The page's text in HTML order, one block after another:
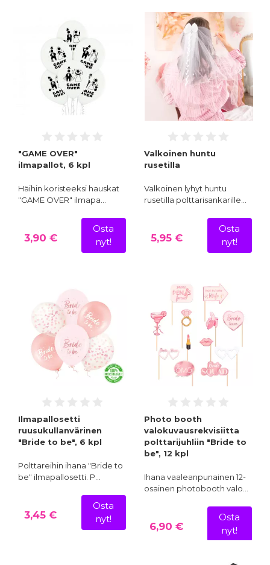
"GAME OVER"
ilmapallot, 6 kpl
Häihin koristeeksi hauskat
"GAME OVER" ilmapa…
3,90 €
Osta
nyt!
Valkoinen huntu
rusetilla
Valkoinen lyhyt huntu
rusetilla polttarisankarille…
5,95 €
Osta
nyt!
Ilmapallosetti
ruusukullanvärinen
"Bride to be", 6 kpl
Polttareihin ihana "Bride to
be" ilmapallosetti. P…
3,45 €
Osta
nyt!
Photo booth
valokuvausrekvisiitta
polttarijuhliin "Bride to
be", 12 kpl
Ihana vaaleanpunainen 12-
osainen photobooth valo…
6,90 €
Osta
nyt!